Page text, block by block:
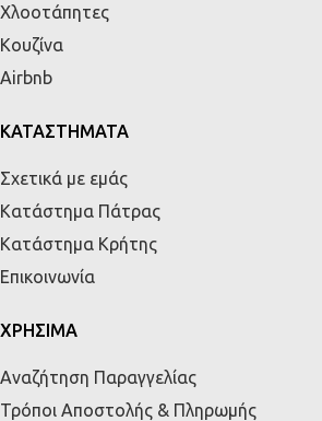
Χλοοτάπητες
Κουζίνα
Airbnb
ΚΑΤΑΣΤΗΜΑΤΑ
Σχετικά με εμάς
Κατάστημα Πάτρας
Κατάστημα Κρήτης
Επικοινωνία
ΧΡΗΣΙΜΑ
Αναζήτηση Παραγγελίας
Τρόποι Αποστολής & Πληρωμής